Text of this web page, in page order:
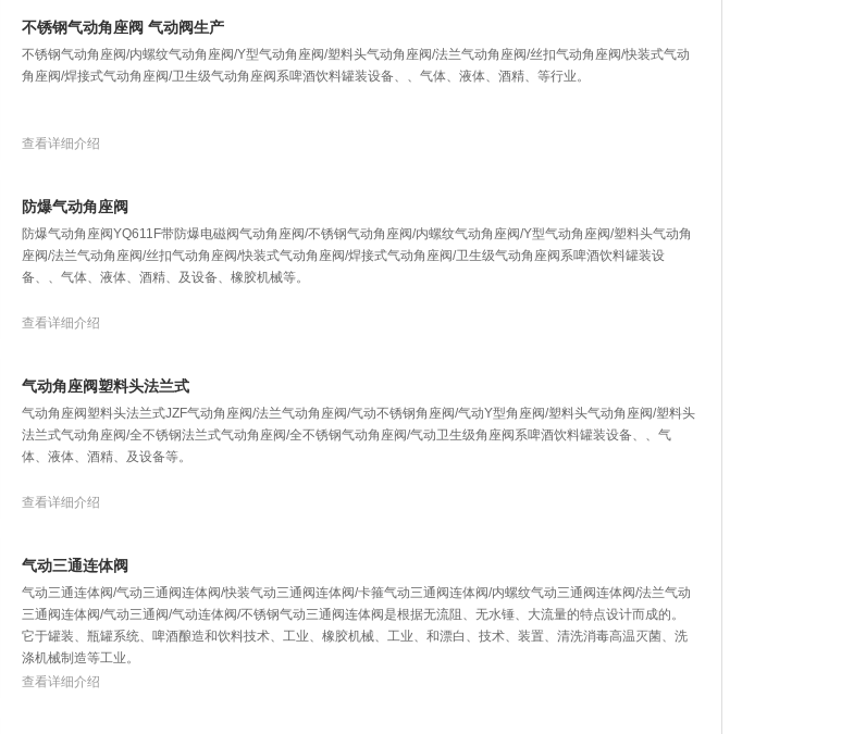
不锈钢气动角座阀 气动阀生产
不锈钢气动角座阀/内螺纹气动角座阀/Y型气动角座阀/塑料头气动角座阀/法兰气动角座阀/丝扣气动角座阀/快装式气动
角座阀/焊接式气动角座阀/卫生级气动角座阀系啤酒饮料罐装设备、、气体、液体、酒精、等行业。
查看详细介绍
防爆气动角座阀
防爆气动角座阀YQ611F带防爆电磁阀气动角座阀/不锈钢气动角座阀/内螺纹气动角座阀/Y型气动角座阀/塑料头气动角
座阀/法兰气动角座阀/丝扣气动角座阀/快装式气动角座阀/焊接式气动角座阀/卫生级气动角座阀系啤酒饮料罐装设
备、、气体、液体、酒精、及设备、橡胶机械等。
查看详细介绍
气动角座阀塑料头法兰式
气动角座阀塑料头法兰式JZF气动角座阀/法兰气动角座阀/气动不锈钢角座阀/气动Y型角座阀/塑料头气动角座阀/塑料头
法兰式气动角座阀/全不锈钢法兰式气动角座阀/全不锈钢气动角座阀/气动卫生级角座阀系啤酒饮料罐装设备、、气
体、液体、酒精、及设备等。
查看详细介绍
气动三通连体阀
气动三通连体阀/气动三通阀连体阀/快装气动三通阀连体阀/卡箍气动三通阀连体阀/内螺纹气动三通阀连体阀/法兰气动
三通阀连体阀/气动三通阀/气动连体阀/不锈钢气动三通阀连体阀是根据无流阻、无水锤、大流量的特点设计而成的。
它于罐装、瓶罐系统、啤酒酿造和饮料技术、工业、橡胶机械、工业、和漂白、技术、装置、清洗消毒高温灭菌、洗
涤机械制造等工业。
查看详细介绍